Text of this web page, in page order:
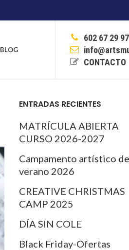
BLOG
602 67 29 97
CONTACTO
ENTRADAS RECIENTES
MATRÍCULA ABIERTA
CURSO 2026-2027
Campamento artístico de
verano 2026
CREATIVE CHRISTMAS
CAMP 2025
DÍA SIN COLE
Black Friday-Ofertas